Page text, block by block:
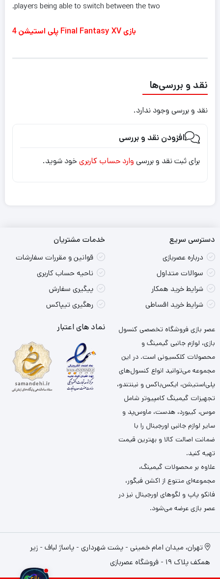
players being able to switch between the two.
بازی Final Fantasy XV پلی استیشن 4
نقد و بررسی‌ها
نقد و بررسی وجود ندارد.
افزودن نقد و بررسی
برای ثبت نقد و بررسی وارد حساب کاربری خود شوید.
دسترسی سریع
درباره عصربازی
سوالات متداول
شرایط خرید همکار
شرایط خرید اقساطی
خدمات مشتریان
قوانین و مقررات سفارشات
ناحیه حساب کاربری
پیگیری سفارش
رهگیری تیپاکس
عصر بازی فروشگاه تخصصی کنسول
بازی، لوازم جانبی گیمینگ و
محصولات کلکسیونی است. در این
مجموعه می‌توانید انواع کنسول‌های
پلی‌استیشن، ایکس‌باکس و نینتندو،
تجهیزات گیمینگ کامپیوتر شامل
موس، کیبورد، هدست، ماوس‌پد و
سایر لوازم جانبی اورجینال را با
ضمانت اصالت کالا و بهترین قیمت
تهیه کنید.
علاوه بر محصولات گیمینگ،
مجموعه‌ای متنوع از اکشن فیگور،
فانکو پاپ و لگوهای اورجینال نیز در
عصر بازی عرضه می‌شود.
نماد های اعتبار
تهران، میدان امام خمینی - پشت شهرداری - پاساژ لباف - زیر
همکف پلاک 19 - فروشگاه عصربازی